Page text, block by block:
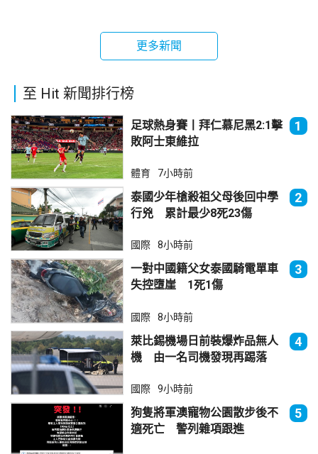
更多新聞
至 Hit 新聞排行榜
足球熱身賽丨拜仁慕尼黑2:1擊
敗阿士東維拉
1
體育 7小時前
泰國少年槍殺祖父母後回中學
行兇 累計最少8死23傷
2
國際 8小時前
一對中國籍父女泰國騎電單車
失控墮崖 1死1傷
3
國際 8小時前
萊比錫機場日前裝爆炸品無人
機 由一名司機發現再踢落
4
國際 9小時前
狗隻將軍澳寵物公園散步後不
適死亡 警列雜項跟進
5